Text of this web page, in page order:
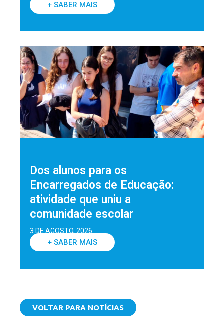
+ SABER MAIS
Dos alunos para os
Encarregados de Educação:
atividade que uniu a
comunidade escolar
3 DE AGOSTO, 2026
+ SABER MAIS
VOLTAR PARA NOTÍCIAS